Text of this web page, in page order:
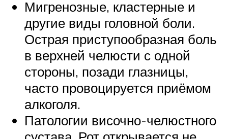
Мигренозные, кластерные и
другие виды головной боли.
Острая приступообразная боль
в верхней челюсти с одной
стороны, позади глазницы,
часто провоцируется приёмом
алкоголя.
Патологии височно-челюстного